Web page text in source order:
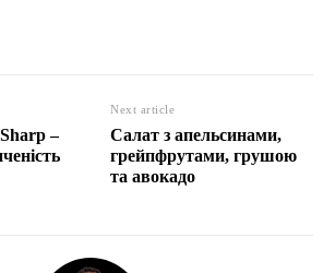
–
Next article
Салат з апельсинами,
грейпфрутами, грушою
та авокадо